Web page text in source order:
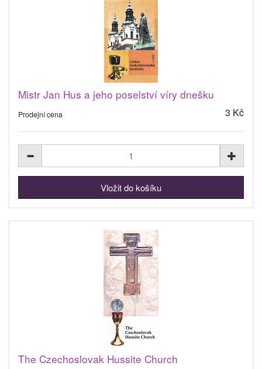
Mistr Jan Hus a jeho poselství víry dnešku
Prodejní cena 3 Kč
The Czechoslovak Hussite Church